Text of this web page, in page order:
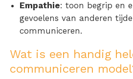
Empathie: toon begrip en
gevoelens van anderen
communiceren.
Wat is een handig
communiceren